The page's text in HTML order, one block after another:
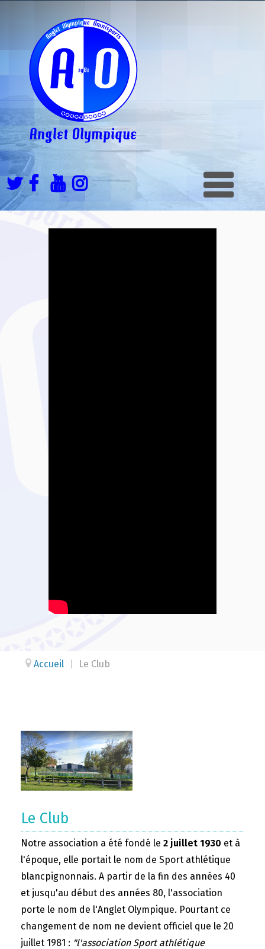
Accueil Le Club
Le Club
Notre association a été fondé le 2 juillet 1930 et à
l'époque, elle portait le nom de Sport athlétique
blancpignonnais. A partir de la fin des années 40
et jusqu'au début des années 80, l'association
porte le nom de l'Anglet Olympique. Pourtant ce
changement de nom ne devient officiel que le 20
juillet 1981 : "l'association Sport athlétique